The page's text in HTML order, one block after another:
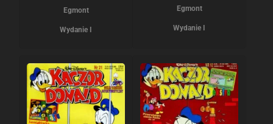
Egmont
Wydanie I
Egmont
Wydanie I